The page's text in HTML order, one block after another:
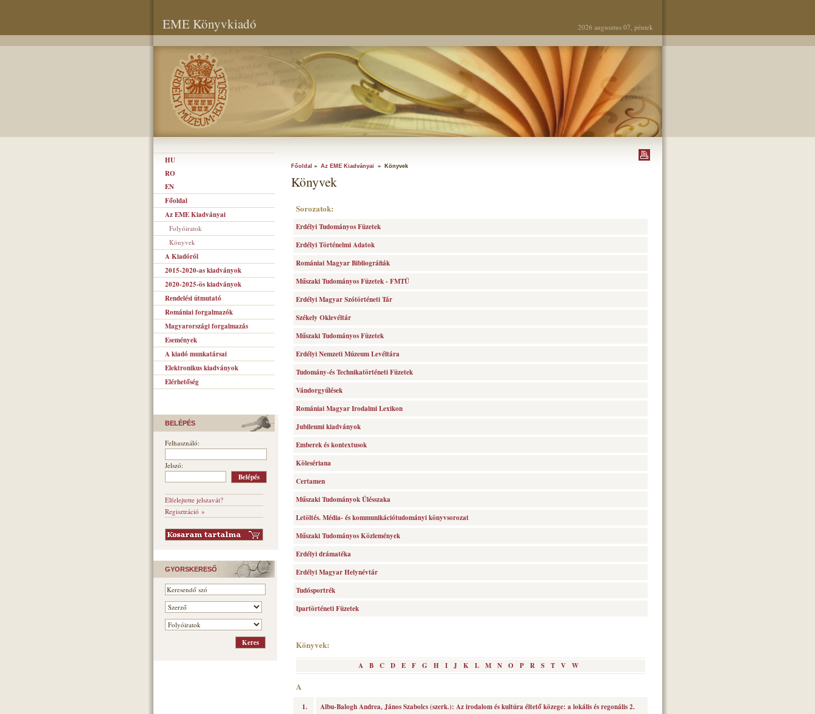
EME Könyvkiadó 2026 augusztus 07, péntek
HU
RO
EN
Főoldal
Az EME Kiadványai
Folyóiratok
Könyvek
A Kiadóról
2015-2020-as kiadványok
2020-2025-ös kiadványok
Rendelési útmutató
Romániai forgalmazók
Magyarországi forgalmazás
Események
A kiadó munkatársai
Elektronikus kiadványok
Elérhetőség
BELÉPÉS
Felhasználó:
Jelszó:
Elfelejtette jelszavát?
Regisztráció »
GYORSKERESŐ
Főoldal » Az EME Kiadványai » Könyvek
Könyvek
Sorozatok:
Erdélyi Tudományos Füzetek
Erdélyi Történelmi Adatok
Romániai Magyar Bibliográfiák
Műszaki Tudományos Füzetek - FMTÜ
Erdélyi Magyar Szótörténeti Tár
Székely Oklevéltár
Műszaki Tudományos Füzetek
Erdélyi Nemzeti Múzeum Levéltára
Tudomány-és Technikatörténeti Füzetek
Vándorgyűlések
Romániai Magyar Irodalmi Lexikon
Jubileumi kiadványok
Emberek és kontextusok
Kölesériana
Certamen
Műszaki Tudományok Ülésszaka
Letöltés. Média- és kommunikációtudományi könyvsorozat
Műszaki Tudományos Közlemények
Erdélyi drámatéka
Erdélyi Magyar Helynévtár
Tudósportrék
Ipartörténeti Füzetek
Könyvek:
A B C D E F G H I J K L M N O P R S T V W
A
1. Albu-Balogh Andrea, János Szabolcs (szerk.): Az irodalom és kultúra éltető közege: a lokális és regonális 2.